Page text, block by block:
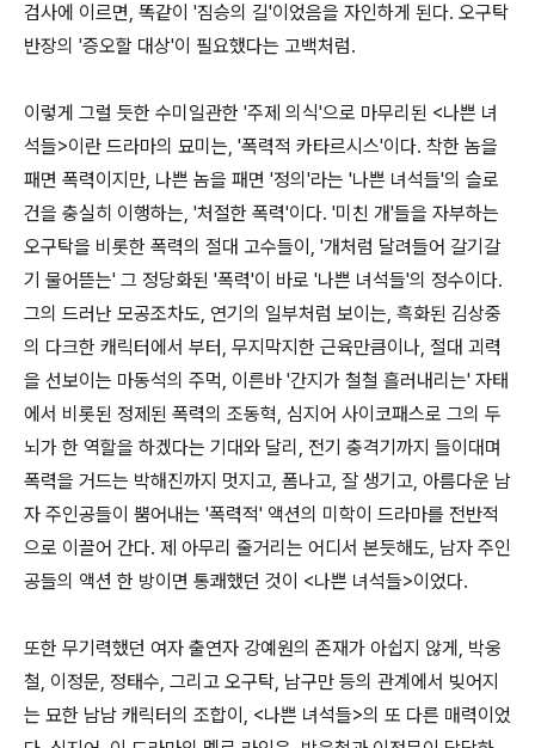
검사에 이르면, 똑같이 '짐승의 길'이었음을 자인하게 된다. 오구탁
반장의 '증오할 대상'이 필요했다는 고백처럼.
이렇게 그럴 듯한 수미일관한 '주제 의식'으로 마무리된 <나쁜 녀
석들>이란 드라마의 묘미는, '폭력적 카타르시스'이다. 착한 놈을
패면 폭력이지만, 나쁜 놈을 패면 '정의'라는 '나쁜 녀석들'의 슬로
건을 충실히 이행하는, '처절한 폭력'이다. '미친 개'들을 자부하는
오구탁을 비롯한 폭력의 절대 고수들이, '개처럼 달려들어 갈기갈
기 물어뜯는' 그 정당화된 '폭력'이 바로 '나쁜 녀석들'의 정수이다.
그의 드러난 모공조차도, 연기의 일부처럼 보이는, 흑화된 김상중
의 다크한 캐릭터에서 부터, 무지막지한 근육만큼이나, 절대 괴력
을 선보이는 마동석의 주먹, 이른바 '간지가 철철 흘러내리는' 자태
에서 비롯된 정제된 폭력의 조동혁, 심지어 사이코패스로 그의 두
뇌가 한 역할을 하겠다는 기대와 달리, 전기 충격기까지 들이대며
폭력을 거드는 박해진까지 멋지고, 폼나고, 잘 생기고, 아름다운 남
자 주인공들이 뿜어내는 '폭력적' 액션의 미학이 드라마를 전반적
으로 이끌어 간다. 제 아무리 줄거리는 어디서 본듯해도, 남자 주인
공들의 액션 한 방이면 통쾌했던 것이 <나쁜 녀석들>이었다.
또한 무기력했던 여자 출연자 강예원의 존재가 아쉽지 않게, 박웅
철, 이정문, 정태수, 그리고 오구탁, 남구만 등의 관계에서 빚어지
는 묘한 남남 캐릭터의 조합이, <나쁜 녀석들>의 또 다른 매력이었